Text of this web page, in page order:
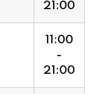
-
21:00
11:00
-
21:00